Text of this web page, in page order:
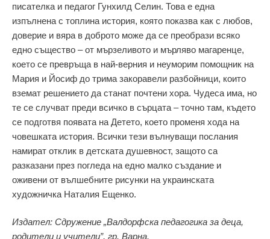
писателка и педагог Гунхилд Селин. Това е една
изпълнена с топлина история, която показва как с любов,
доверие и вяра в доброто може да се преобрази всяко
едно същество – от мързеливото и мърляво магаренце,
което се превръща в най-верния и неуморим помощник на
Мария и Йосиф до трима закоравели разбойници, които
вземат решението да станат почтени хора. Чудеса има, но
те се случват преди всичко в сърцата – точно там, където
се подготвя появата на Детето, което променя хода на
човешката история. Всички тези вълнуващи послания
намират отклик в детската душевност, защото са
разказани през погледа на едно малко създание и
оживени от вълшебните рисунки на украинската
художничка Наталия Ещенко.
Издател: Сдружение „Валдорфска педагогика за деца,
родители и учители”, гр. Варна.